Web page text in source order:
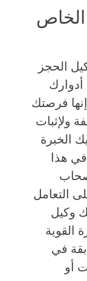
الخاص
الحجز
فرصتك
ولإثبات
الخبرة
في هذا
التعامل
وكيل
القوية
في
أو